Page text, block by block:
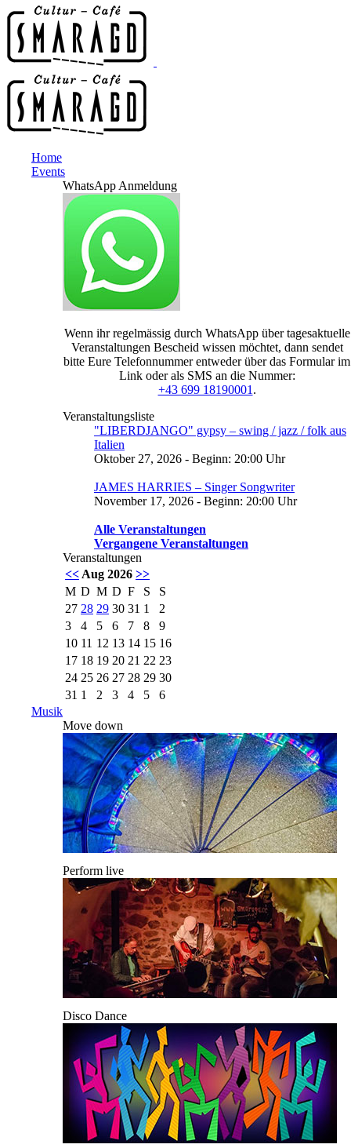
Home
Events
WhatsApp Anmeldung
Wenn ihr regelmässig durch WhatsApp über tagesaktuelle
Veranstaltungen Bescheid wissen möchtet, dann sendet
bitte Eure Telefonnummer entweder über das Formular im
Link oder als SMS an die Nummer:
+43 699 18190001 .
Veranstaltungsliste
"LIBERDJANGO" gypsy – swing / jazz / folk aus
Italien
Oktober 27, 2026 - Beginn: 20:00 Uhr
JAMES HARRIES – Singer Songwriter
November 17, 2026 - Beginn: 20:00 Uhr
Alle Veranstaltungen
Vergangene Veranstaltungen
Veranstaltungen
<< Aug 2026 >>
M D M D F S
S
27 28 29 30 31 1
2
3
4 5 6 7 8
9
10 11 12 13 14 15 16
17 18 19 20 21 22 23
24 25 26 27 28 29 30
31 1 2 3 4 5
6
Musik
Move down
Perform live
Disco Dance